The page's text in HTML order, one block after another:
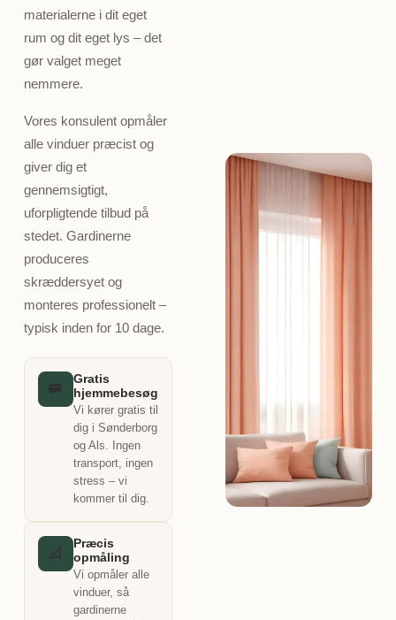
materialerne i dit eget
rum og dit eget lys – det
gør valget meget
nemmere.
Vores konsulent opmåler
alle vinduer præcist og
giver dig et
gennemsigtigt,
uforpligtende tilbud på
stedet. Gardinerne
produceres
skræddersyet og
monteres professionelt –
typisk inden for 10 dage.
🚐
Gratis
hjemmebesøg
Vi kører gratis til
dig i Sønderborg
og Als. Ingen
transport, ingen
stress – vi
kommer til dig.
📐
Præcis
opmåling
Vi opmåler alle
vinduer, så
gardinerne